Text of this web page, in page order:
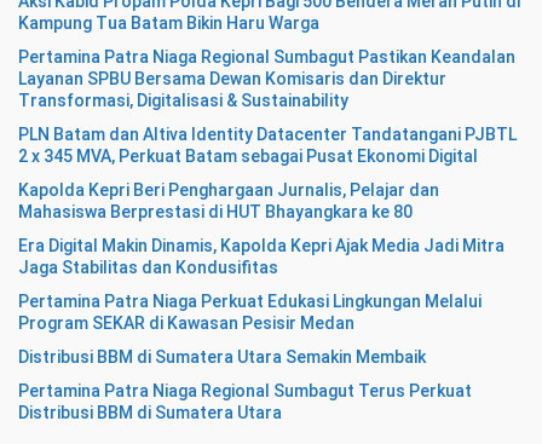
Kampung Tua Batam Bikin Haru Warga
Pertamina Patra Niaga Regional Sumbagut Pastikan Keandalan
Layanan SPBU Bersama Dewan Komisaris dan Direktur
Transformasi, Digitalisasi & Sustainability
PLN Batam dan Altiva Identity Datacenter Tandatangani PJBTL
2 x 345 MVA, Perkuat Batam sebagai Pusat Ekonomi Digital
Kapolda Kepri Beri Penghargaan Jurnalis, Pelajar dan
Mahasiswa Berprestasi di HUT Bhayangkara ke 80
Era Digital Makin Dinamis, Kapolda Kepri Ajak Media Jadi Mitra
Jaga Stabilitas dan Kondusifitas
Pertamina Patra Niaga Perkuat Edukasi Lingkungan Melalui
Program SEKAR di Kawasan Pesisir Medan
Distribusi BBM di Sumatera Utara Semakin Membaik
Pertamina Patra Niaga Regional Sumbagut Terus Perkuat
Distribusi BBM di Sumatera Utara